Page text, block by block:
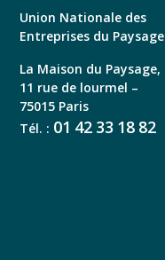
Union Nationale des
Entreprises du Paysage
La Maison du Paysage,
11 rue de lourmel –
75015 Paris
Tél. : 01 42 33 18 82